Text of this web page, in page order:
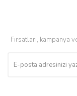
Fırsatları, kampanya